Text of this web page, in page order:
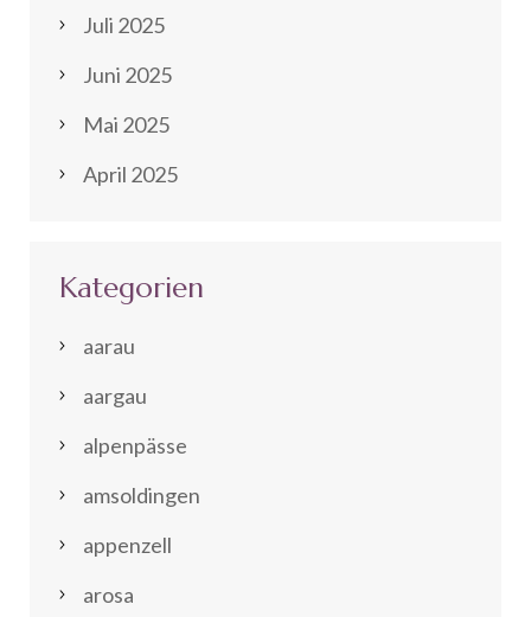
Juli 2025
Juni 2025
Mai 2025
April 2025
Kategorien
aarau
aargau
alpenpässe
amsoldingen
appenzell
arosa